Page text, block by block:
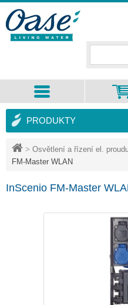
> Osvětlení a řízení el.
FM-Master WLAN
InScenio FM-Master
PRODUKTY